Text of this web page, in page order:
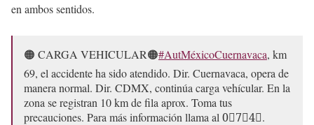
en ambos sentidos.
🟠 CARGA VEHICULAR🟠#AutMéxicoCuernavaca, km
69, el accidente ha sido atendido. Dir. Cuernavaca, opera de
manera normal. Dir. CDMX, continúa carga vehícular. En la
zona se registran 10 km de fila aprox. Toma tus
precauciones. Para más información llama al 0⃣7⃣4⃣.